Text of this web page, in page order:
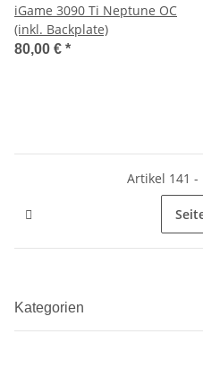
iGame 3090 Ti Neptune OC
(inkl. Backplate)
80,00 € *
Artikel 141 -
Kategorien